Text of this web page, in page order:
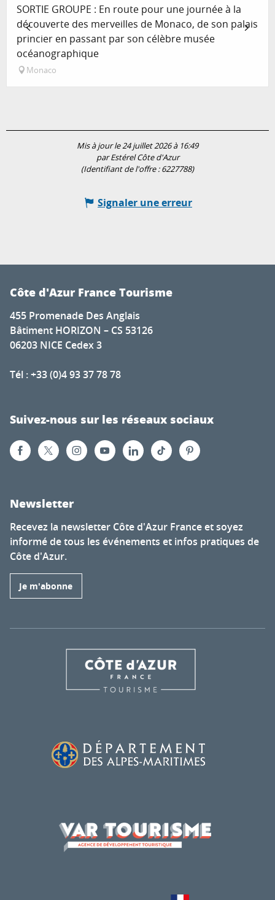
SORTIE GROUPE : En route pour une journée à la
découverte des merveilles de Monaco, de son palais
princier en passant par son célèbre musée
océanographique
Monaco
Mis à jour le 24 juillet 2026 à 16:49
par Estérel Côte d'Azur
(Identifiant de l'offre :6227788)
Signaler une erreur
Côte d'Azur France Tourisme
455 Promenade Des Anglais
Bâtiment HORIZON – CS 53126
06203 NICE Cedex 3
Tél : +33 (0)4 93 37 78 78
Suivez-nous sur les réseaux sociaux
Newsletter
Recevez la newsletter Côte d'Azur France et soyez
informé de tous les événements et infos pratiques de
Côte d'Azur.
Je m'abonne